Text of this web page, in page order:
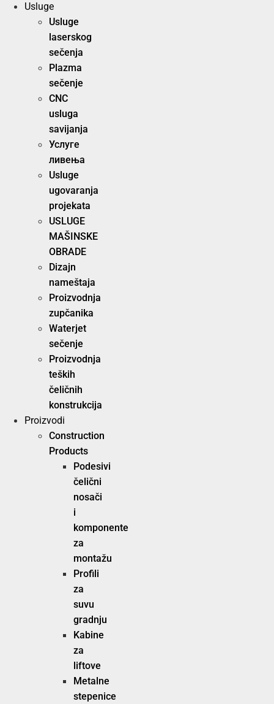
Usluge
Usluge
laserskog
sečenja
Plazma
sečenje
CNC
usluga
savijanja
Услуге
ливења
Usluge
ugovaranja
projekata
USLUGE
MAŠINSKE
OBRADE
Dizajn
nameštaja
Proizvodnja
zupčanika
Waterjet
sečenje
Proizvodnja
teških
čeličnih
konstrukcija
Proizvodi
Construction
Products
Podesivi
čelični
nosači
i
komponente
za
montažu
Profili
za
suvu
gradnju
Kabine
za
liftove
Metalne
stepenice